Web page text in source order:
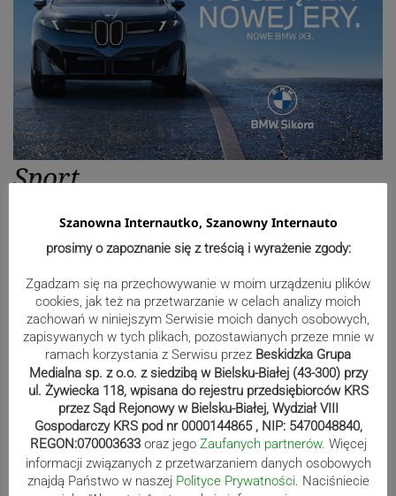
Sport
Mistrzowie świata z MCK Żywiec!
Bracia Szejowie ruszają po kolejne
punkty. Liderzy mistrzostw
wystartują w Rajdzie Rzeszowskim
80-lecie Soły Kobiernice. Będzie się
działo! SZCZEGÓŁOWY PROGRAM
Szanowna Internautko, Szanowny Internauto
prosimy o zapoznanie się z treścią i wyrażenie zgody:
Zgadzam się na przechowywanie w moim urządzeniu plików
cookies, jak też na przetwarzanie w celach analizy moich
zachowań w niniejszym Serwisie moich danych osobowych,
zapisywanych w tych plikach, pozostawianych przeze mnie w
ramach korzystania z Serwisu przez Beskidzka Grupa
Medialna sp. z o.o. z siedzibą w Bielsku-Białej (43-300) przy
ul. Żywiecka 118, wpisana do rejestru przedsiębiorców KRS
przez Sąd Rejonowy w Bielsku-Białej, Wydział VIII
Gospodarczy KRS pod nr 0000144865 , NIP: 5470048840,
REGON:070003633 oraz jego Zaufanych partnerów. Więcej
informacji związanych z przetwarzaniem danych osobowych
znajdą Państwo w naszej Polityce Prywatności. Naciśniecie